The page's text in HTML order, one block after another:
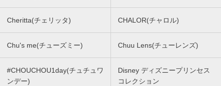
Cheritta(チェリッタ) CHALOR(チャロル)
Chu's me(チューズミー) Chuu Lens(チューレンズ)
#CHOUCHOU1day(チュチュワ
ンデー)
Disney ディズニープリンセス
コレクション